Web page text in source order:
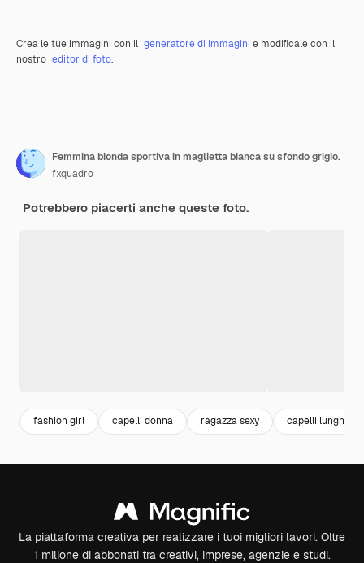
Crea le tue immagini con il generatore di immagini e modificale con il
nostro editor di foto.
Femmina bionda sportiva in maglietta bianca su sfondo grigio.
fxquadro
Potrebbero piacerti anche queste foto.
fashion girl capelli donna ragazza sexy capelli lunghi
La piattaforma creativa per realizzare i tuoi migliori lavori. Oltre
1 milione di abbonati tra creativi, imprese, agenzie e studi.